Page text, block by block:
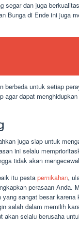
segar dan juga
Bunga di Ende ini juga
untuk setiap
dapat
juga siap untuk
ini selalu
tidak akan
itu pesta pernikahan,
perasaan Anda.
sangat besar
salah dalam memilih
selalu berusaha